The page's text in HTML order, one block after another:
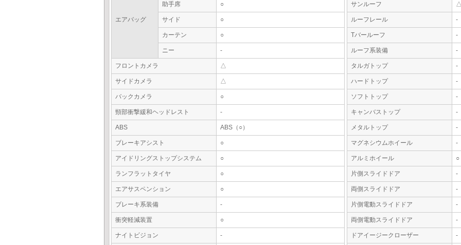
エアバッグ
助手席 ○
サイド ○
カーテン ○
ニー -
フロントカメラ △
サイドカメラ △
バックカメラ ○
頸部衝撃緩和ヘッドレスト -
ABS ABS（○）
ブレーキアシスト ○
アイドリングストップシステム ○
ランフラットタイヤ ○
エアサスペンション ○
ブレーキ系装備 -
衝突軽減装置 ○
ナイトビジョン -
サンルーフ
ルーフレール -
Tバールーフ -
ルーフ系装備 -
タルガトップ -
ハードトップ -
ソフトトップ -
キャンバストップ -
メタルトップ -
マグネシウムホイール -
アルミホイール ○
片側スライドドア -
両側スライドドア -
片側電動スライドドア -
両側電動スライドドア -
ドアイージークローザー -